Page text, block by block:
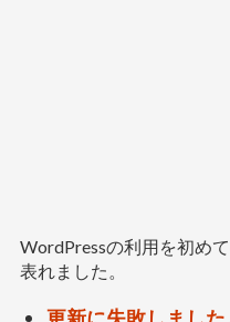
WordPressの利用を初め
表れました。